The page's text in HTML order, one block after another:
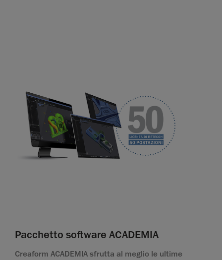
Pacchetto software ACADEMIA
Creaform ACADEMIA sfrutta al meglio le ultime